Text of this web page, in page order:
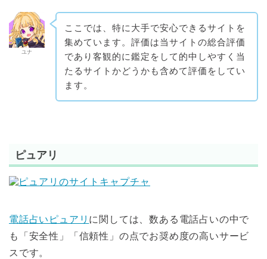
ユナ
ここでは、特に大手で安心できるサイトを
集めています。評価は当サイトの総合評価
であり客観的に鑑定をして的中しやすく当
たるサイトかどうかも含めて評価をしてい
ます。
ピュアリ
電話占いピュアリ に関しては、数ある電話占いの中で
も
「安全性」「信頼性」の点でお奨め度の高いサービ
ス です。